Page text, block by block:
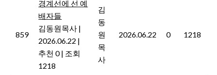
859
경계선에 선 예
배자들
김동원목사 |
2026.06.22 |
추천 0| 조회
1218
김
동
원
목
사
2026.06.22 0 1218